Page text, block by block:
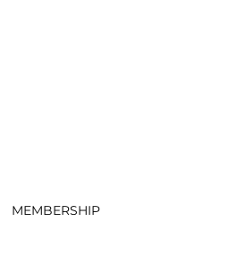
MEMBERSHIP